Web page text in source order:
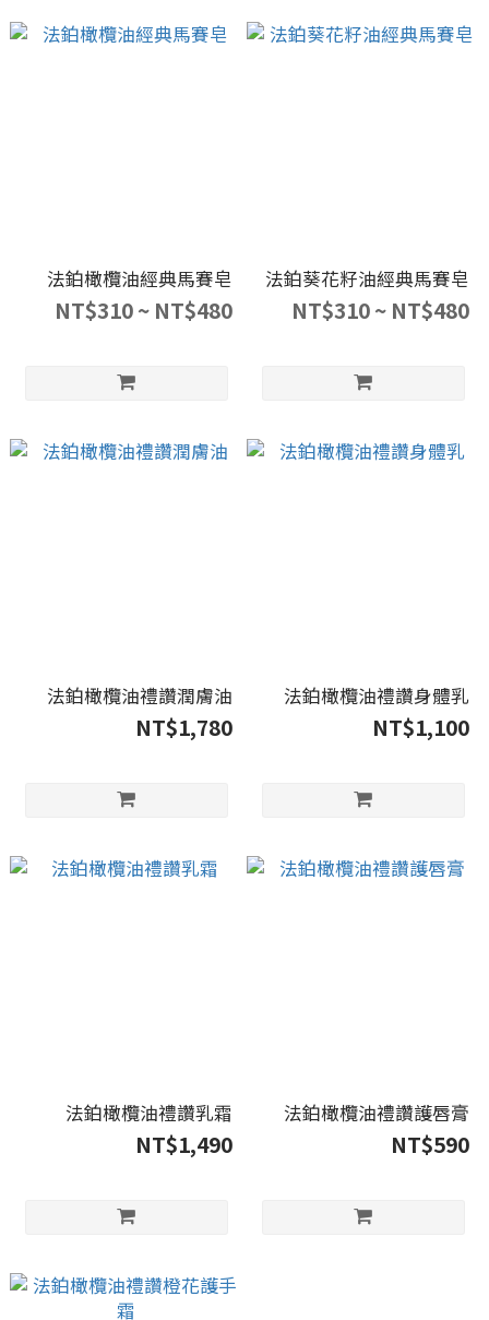
法鉑橄欖油經典馬賽皂
NT$310 ~ NT$480
法鉑葵花籽油經典馬賽皂
NT$310 ~ NT$480
法鉑橄欖油禮讚潤膚油
NT$1,780
法鉑橄欖油禮讚身體乳
NT$1,100
法鉑橄欖油禮讚乳霜
NT$1,490
法鉑橄欖油禮讚護唇膏
NT$590